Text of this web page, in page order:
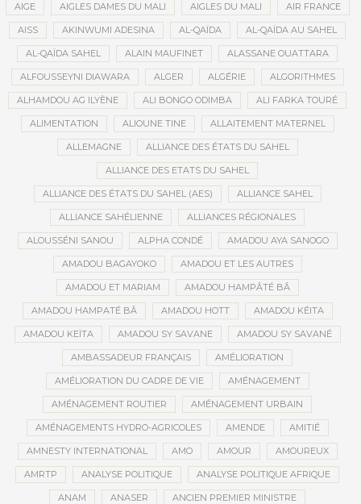
AIGE AIGLES DAMES DU MALI AIGLES DU MALI AIR FRANCE
AISS AKINWUMI ADESINA AL-QAÏDA AL-QAÏDA AU SAHEL
AL-QAÏDA SAHEL ALAIN MAUFINET ALASSANE OUATTARA
ALFOUSSEYNI DIAWARA ALGER ALGÉRIE ALGORITHMES
ALHAMDOU AG ILYÈNE ALI BONGO ODIMBA ALI FARKA TOURÉ
ALIMENTATION ALIOUNE TINE ALLAITEMENT MATERNEL
ALLEMAGNE ALLIANCE DES ÉTATS DU SAHEL
ALLIANCE DES ETATS DU SAHEL
ALLIANCE DES ÉTATS DU SAHEL (AES) ALLIANCE SAHEL
ALLIANCE SAHÉLIENNE ALLIANCES RÉGIONALES
ALOUSSÉNI SANOU ALPHA CONDÉ AMADOU AYA SANOGO
AMADOU BAGAYOKO AMADOU ET LES AUTRES
AMADOU ET MARIAM AMADOU HAMPÂTÉ BÂ
AMADOU HAMPATÉ BÂ AMADOU HOTT AMADOU KÉITA
AMADOU KEÏTA AMADOU SY SAVANE AMADOU SY SAVANÉ
AMBASSADEUR FRANÇAIS AMÉLIORATION
AMÉLIORATION DU CADRE DE VIE AMÉNAGEMENT
AMÉNAGEMENT ROUTIER AMÉNAGEMENT URBAIN
AMÉNAGEMENTS HYDRO-AGRICOLES AMENDE AMITIÉ
AMNESTY INTERNATIONAL AMO AMOUR AMOUREUX
AMRTP ANALYSE POLITIQUE ANALYSE POLITIQUE AFRIQUE
ANAM ANASER ANCIEN PREMIER MINISTRE